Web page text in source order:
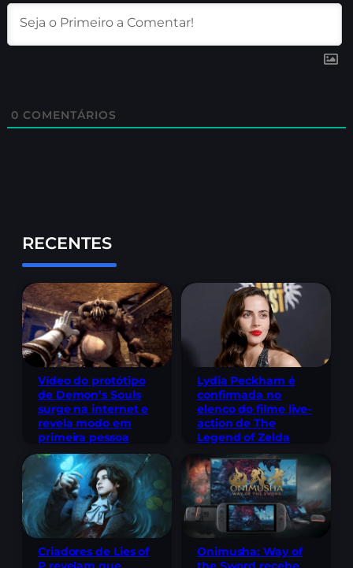
0 COMENTÁRIOS
RECENTES
Vídeo do protótipo
de Demon’s Souls
surge na internet e
revela modo em
primeira pessoa
Lydia Peckham é
confirmada no
elenco do filme live-
action de The
Legend of Zelda
Criadores de Lies of
Onimusha: Way of